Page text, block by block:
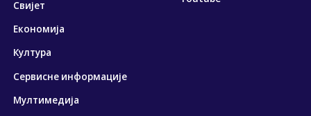
Свијет
Економија
Култура
Сервисне информације
Мултимедија